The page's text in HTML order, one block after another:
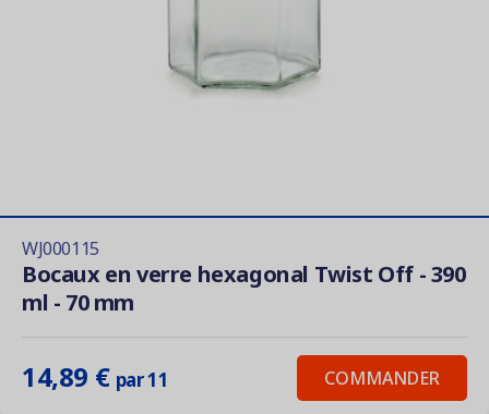
WJ000115
Bocaux en verre hexagonal Twist Off - 390
ml - 70 mm
14,89 € par 11 COMMANDER